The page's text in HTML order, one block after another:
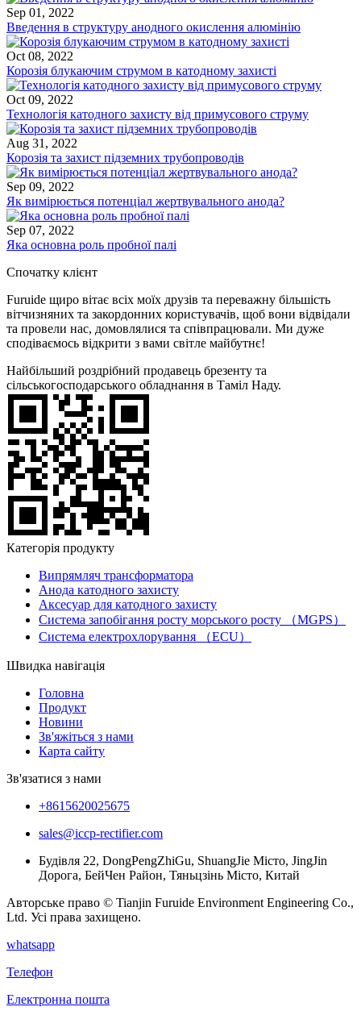
Sep 01, 2022
Введення в структуру анодного окислення алюмінію
Oct 08, 2022
Корозія блукаючим струмом в катодному захисті
Oct 09, 2022
Технологія катодного захисту від примусового струму
Aug 31, 2022
Корозія та захист підземних трубопроводів
Sep 09, 2022
Як вимірюється потенціал жертвувального анода?
Sep 07, 2022
Яка основна роль пробної палі
Спочатку клієнт
Furuide щиро вітає всіх моїх друзів та переважну більшість
вітчизняних та закордонних користувачів, щоб вони відвідали
та провели нас, домовлялися та співпрацювали. Ми дуже
сподіваємось відкрити з вами світле майбутнє!
Найбільший роздрібний продавець брезенту та
сільськогосподарського обладнання в Таміл Наду.
Категорія продукту
Випрямляч трансформатора
Анода катодного захисту
Аксесуар для катодного захисту
Система запобігання росту морського росту （MGPS）
Система електрохлорування （ECU）
Швидка навігація
Головна
Продукт
Новини
Зв'яжіться з нами
Карта сайту
Зв'язатися з нами
+8615620025675
sales@iccp-rectifier.com
Будівля 22, DongPengZhiGu, ShuangJie Місто, JingJin
Дорога, БейЧен Район, Тяньцзінь Місто, Китай
Авторське право © Tianjin Furuide Environment Engineering Co.,
Ltd. Усі права захищено.
whatsapp
Телефон
Електронна пошта